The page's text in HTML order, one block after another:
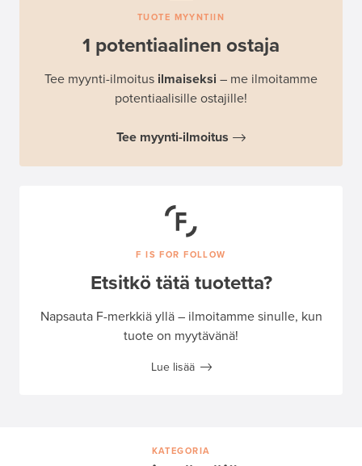
TUOTE MYYNTIIN
1 potentiaalinen ostaja
Tee myynti-ilmoitus ilmaiseksi – me ilmoitamme
potentiaalisille ostajille!
Tee myynti-ilmoitus
F IS FOR FOLLOW
Etsitkö tätä tuotetta?
Napsauta F-merkkiä yllä – ilmoitamme sinulle, kun
tuote on myytävänä!
Lue lisää
KATEGORIA